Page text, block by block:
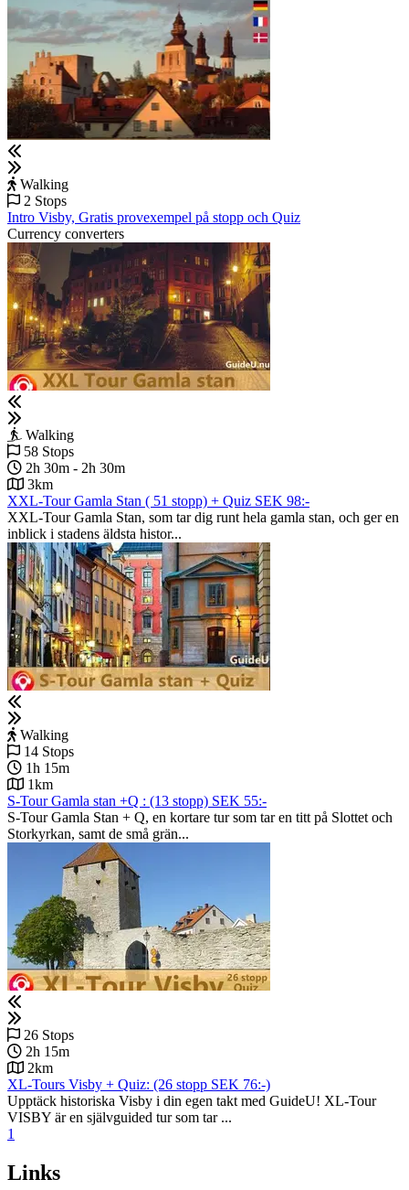
Walking
2 Stops
Intro Visby, Gratis provexempel på stopp och Quiz
Currency converters
Walking
58 Stops
2h 30m - 2h 30m
3km
XXL-Tour Gamla Stan ( 51 stopp) + Quiz SEK 98:-
XXL-Tour Gamla Stan, som tar dig runt hela gamla stan, och ger en
inblick i stadens äldsta histor...
Walking
14 Stops
1h 15m
1km
S-Tour Gamla stan +Q : (13 stopp) SEK 55:-
S-Tour Gamla Stan + Q, en kortare tur som tar en titt på Slottet och
Storkyrkan, samt de små grän...
26 Stops
2h 15m
2km
XL-Tours Visby + Quiz: (26 stopp SEK 76:-)
Upptäck historiska Visby i din egen takt med GuideU! XL-Tour
VISBY är en självguided tur som tar ...
1
Links